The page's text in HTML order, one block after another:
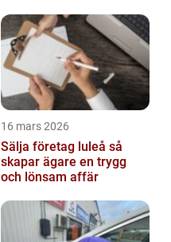
16 mars 2026
Sälja företag luleå så
skapar ägare en trygg
och lönsam affär